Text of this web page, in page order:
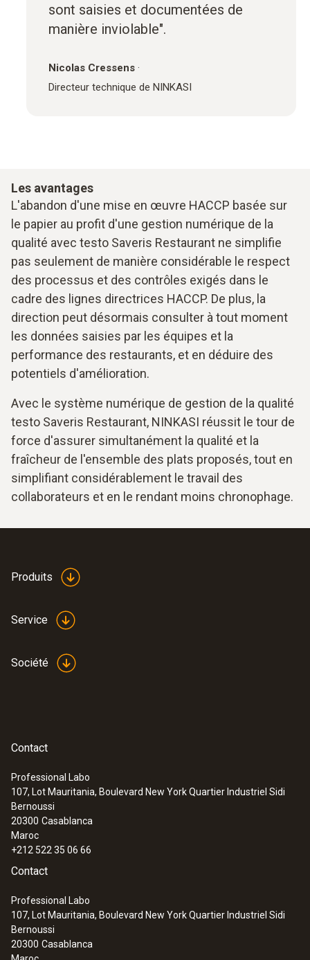
sont saisies et documentées de
manière inviolable".
Nicolas Cressens ·
Directeur technique de NINKASI
Les avantages
L'abandon d'une mise en œuvre HACCP basée sur
le papier au profit d'une gestion numérique de la
qualité avec testo Saveris Restaurant ne simplifie
pas seulement de manière considérable le respect
des processus et des contrôles exigés dans le
cadre des lignes directrices HACCP. De plus, la
direction peut désormais consulter à tout moment
les données saisies par les équipes et la
performance des restaurants, et en déduire des
potentiels d'amélioration.
Avec le système numérique de gestion de la qualité
testo Saveris Restaurant, NINKASI réussit le tour de
force d'assurer simultanément la qualité et la
fraîcheur de l'ensemble des plats proposés, tout en
simplifiant considérablement le travail des
collaborateurs et en le rendant moins chronophage.
Produits
Service
Société
Contact
Professional Labo
107, Lot Mauritania, Boulevard New York Quartier Industriel Sidi
Bernoussi
20300 Casablanca
Maroc
+212 522 35 06 66
Contact
Professional Labo
107, Lot Mauritania, Boulevard New York Quartier Industriel Sidi
Bernoussi
20300 Casablanca